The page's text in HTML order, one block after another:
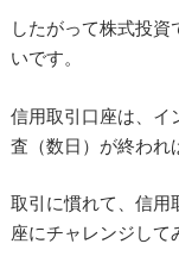
したがって株式投
いです。
信用取引口座は、イ
査（数日）が終われ
取引に慣れて、信用
座にチャレンジして